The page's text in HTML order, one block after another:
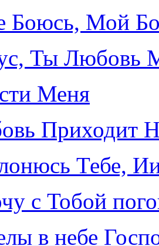
Боюсь, Мой
Ты Любовь
Меня
Приходит
Тебе,
с Тобой
в небе